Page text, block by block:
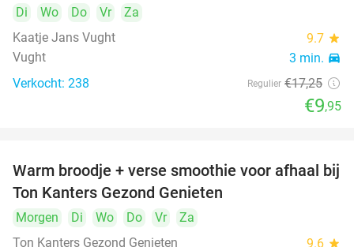
Di Wo Do Vr
Za
Kaatje Jans Vught
9.7 star
Vught 3 min. directions_car
Verkocht: 238 Regulier €17,25
€9,95
43%
Warm broodje + verse smoothie voor afhaal bij
Ton Kanters Gezond Genieten
Morgen Di Wo Do Vr
Za
Ton Kanters Gezond Genieten
9.6 star